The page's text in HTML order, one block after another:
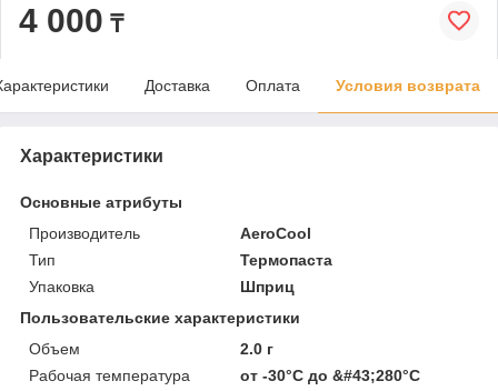
4 000 ₸
Доставка Оплата Условия возврата
Характеристики
Основные атрибуты
Производитель
AeroCool
Тип
Термопаста
Упаковка
Шприц
Пользовательские характеристики
Объем
2.0 г
Рабочая температура
от -30°C до &#43;280°C